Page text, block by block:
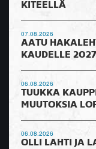
KITEELLÄ
07.08.2026
AATU
KAUDELLE 2027
06.08.2026
TUUKKA
MUUTOKSIA
06.08.2026
OLLI LAHTI JA